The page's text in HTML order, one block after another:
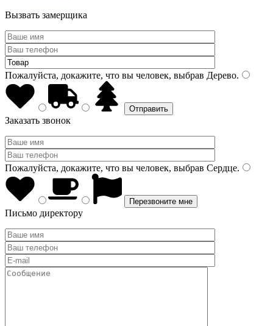
Вызвать замерщика
Пожалуйста, докажите, что вы человек, выбрав Дерево.
Заказать звонок
Пожалуйста, докажите, что вы человек, выбрав Сердце.
Письмо директору